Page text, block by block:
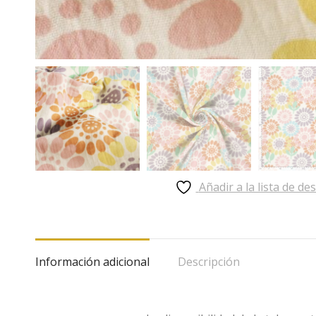
Añadir a la lista de
Información adicional Descripción